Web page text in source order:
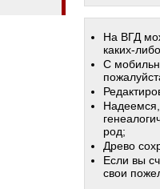
На ВГД
каких-
С
род;
Древо
Если вы
свои